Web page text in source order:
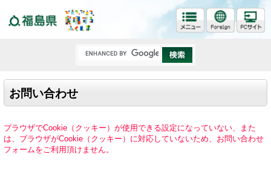
お問い合わせ
ブラウザでCookie（クッキー）が使用できる設定になっていない、また
は、ブラウザがCookie（クッキー）に対応していないため、お問い合わせ
フォームをご利用頂けません。